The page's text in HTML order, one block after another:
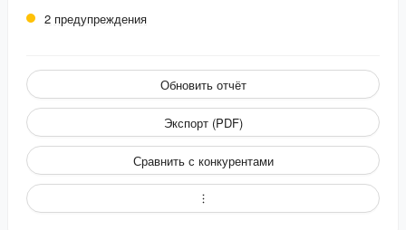
2 предупреждения
Обновить отчёт
Экспорт (PDF)
Сравнить с конкурентами